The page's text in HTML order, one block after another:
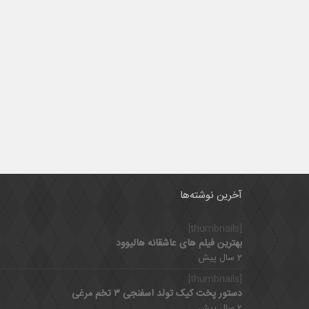
آخرین نوشته‌ها
بهترین فیلم های عاشقانه هالیوود
2 سال پیش
دستور پخت کیک تولد اسفنجی ۳ تخم مرغی